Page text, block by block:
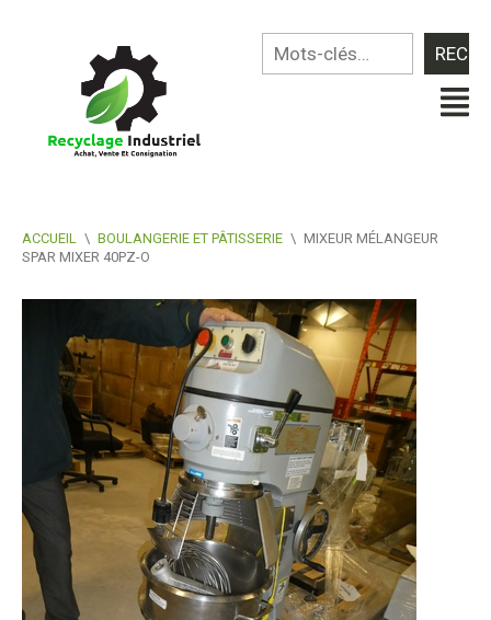
ACCUEIL \ BOULANGERIE ET PÂTISSERIE \ MIXEUR MÉLANGEUR
SPAR MIXER 40PZ-O